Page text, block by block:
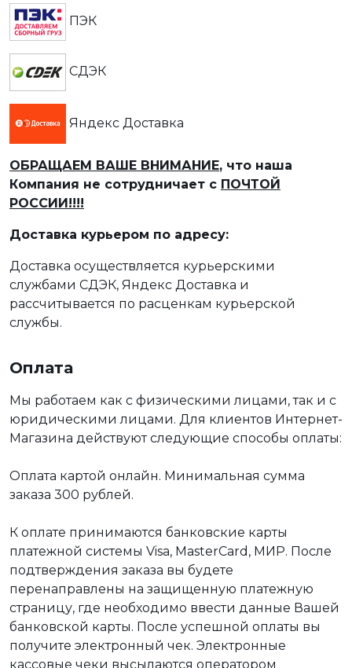
ПЭК
СДЭК
Яндекс Доставка
ОБРАЩАЕМ ВАШЕ ВНИМАНИЕ, что наша
Компания не сотрудничает с ПОЧТОЙ
РОССИИ!!!!
Доставка курьером по адресу:
Доставка осуществляется курьерскими
службами СДЭК, Яндекс Доставка и
рассчитывается по расценкам курьерской
службы.
Оплата
Мы работаем как с физическими лицами, так и с
юридическими лицами. Для клиентов Интернет-
Магазина действуют следующие способы оплаты:
Оплата картой онлайн. Минимальная сумма
заказа 300 рублей.
К оплате принимаются банковские карты
платежной системы Visa, MasterCard, МИР. После
подтверждения заказа вы будете
перенаправлены на защищенную платежную
страницу, где необходимо ввести данные Вашей
банковской карты. После успешной оплаты вы
получите электронный чек. Электронные
кассовые чеки высылаются оператором